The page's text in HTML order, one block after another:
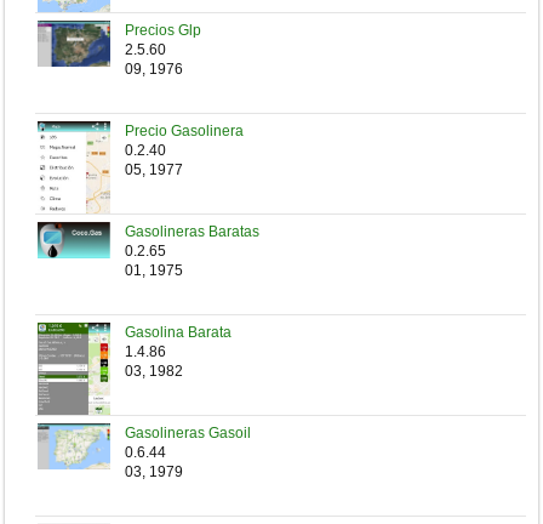
Precios Glp
2.5.60
09, 1976
Precio Gasolinera
0.2.40
05, 1977
Gasolineras Baratas
0.2.65
01, 1975
Gasolina Barata
1.4.86
03, 1982
Gasolineras Gasoil
0.6.44
03, 1979